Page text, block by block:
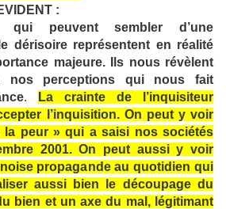
:
qui peuvent sembler d’une
dérisoire représentent en réalité
majeure. Ils nous révèlent
nos perceptions qui nous fait
.
La crainte de l’inquisiteur
l’inquisition. On peut y voir
la peur » qui a saisi nos sociétés
2001. On peut aussi y voir
propagande au quotidien qui
aussi bien le découpage du
bien et un axe du mal, légitimant